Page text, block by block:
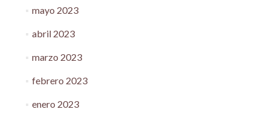
mayo 2023
abril 2023
marzo 2023
febrero 2023
enero 2023